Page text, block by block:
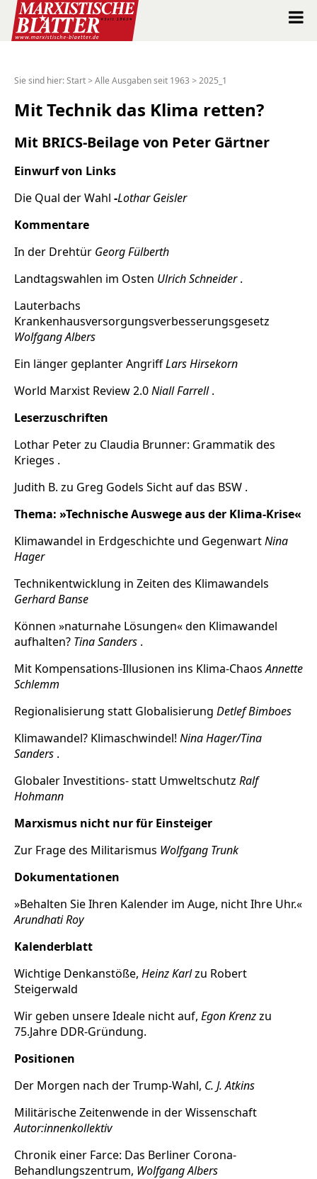
Suche
Shop
Spenden
Über uns
Russland intern
Fundus
Bildungsarbeit
Impressum
Datenschutz
Sie sind hier:Start >Alle Ausgaben seit 1963 >2025_1
Mit Technik das Klima retten?
Mit BRICS-Beilage von Peter Gärtner
Einwurf von Links
Die Qual der Wahl -Lothar Geisler
Kommentare
In der Drehtür Georg Fülberth
Landtagswahlen im Osten Ulrich Schneider.
Lauterbachs
Krankenhausversorgungsverbesserungsgesetz
Wolfgang Albers
Ein länger geplanter AngriffLars Hirsekorn
World Marxist Review 2.0Niall Farrell.
Leserzuschriften
Lothar Peter zu Claudia Brunner: Grammatik des
Krieges .
Judith B. zu Greg Godels Sicht auf das BSW .
Thema: »Technische Auswege aus der Klima-Krise«
Klimawandel in Erdgeschichte und GegenwartNina
Hager
Technikentwicklung in Zeiten des Klimawandels
Gerhard Banse
Können »naturnahe Lösungen« den Klimawandel
aufhalten? Tina Sanders .
Mit Kompensations-Illusionen ins Klima-ChaosAnnette
Schlemm
Regionalisierung statt Globalisierung Detlef Bimboes
Klimawandel? Klimaschwindel! Nina Hager/Tina
Sanders .
Globaler Investitions- statt Umweltschutz Ralf
Hohmann
Marxismus nicht nur für Einsteiger
Zur Frage des Militarismus Wolfgang Trunk
Dokumentationen
»Behalten Sie Ihren Kalender im Auge, nicht Ihre Uhr.«
Arundhati Roy
Kalenderblatt
Wichtige Denkanstöße, Heinz Karlzu Robert
Steigerwald
Wir geben unsere Ideale nicht auf, Egon Krenzzu
75.Jahre DDR-Gründung.
Positionen
Der Morgen nach der Trump-Wahl, C. J. Atkins
Militärische Zeitenwende in der Wissenschaft
Autor:innenkollektiv
Chronik einer Farce: Das Berliner Corona-
Behandlungszentrum, Wolfgang Albers